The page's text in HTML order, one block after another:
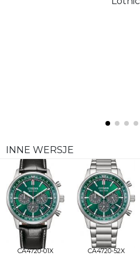
INNE WERSJE
CA4720-01X CA4720-52X